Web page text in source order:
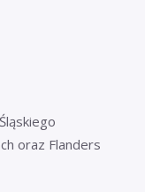
oraz Flanders